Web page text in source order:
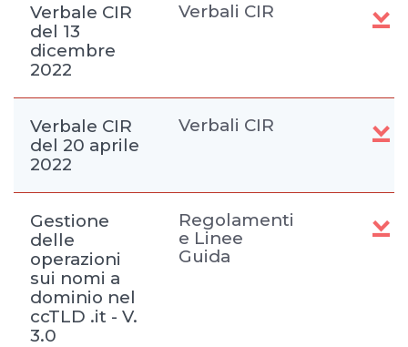
Verbale CIR
del 13
dicembre
2022
Verbali CIR
Verbale CIR
del 20 aprile
2022
Verbali CIR
Gestione
delle
operazioni
sui nomi a
dominio nel
ccTLD .it - V.
3.0
Regolamenti
e Linee
Guida